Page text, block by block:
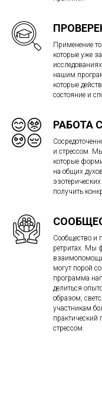
Применение
которые уже
нашим
которые
состояние и
РАБОТА
и стрессом.
которые
на общих
получить
Сообщество и
ретритах. Мы
могут порой
программа
делиться
образом,
участникам
стрессом.